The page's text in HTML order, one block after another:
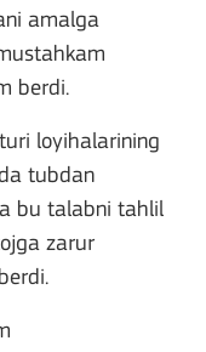
amalga
berdi.
loyihalarining
tubdan
bu talabni tahlil
zarur